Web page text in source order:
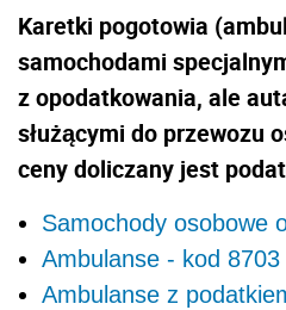
Karetki pogotowia
samochodami
z opodatkowania, ale
służącymi do przewozu
ceny doliczany jest
Samochody osobowe
Ambulanse - kod
Ambulanse z